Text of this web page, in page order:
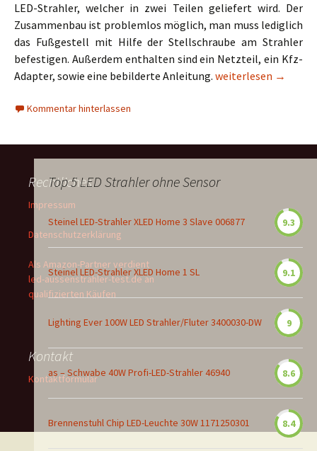
LED-Strahler, welcher in zwei Teilen geliefert wird. Der
Zusammenbau ist problemlos möglich, man muss lediglich
das Fußgestell mit Hilfe der Stellschraube am Strahler
befestigen. Außerdem enthalten sind ein Netzteil, ein Kfz-
Adapter, sowie eine bebilderte Anleitung. Roilois LED Akku
weiterlesen →
Kommentar hinterlassen
Top 5 LED Strahler ohne Sensor
Steinel LED-Strahler XLED Home 3 Slave 006877 9.3
Steinel LED-Strahler XLED Home 1 SL 9.1
Lighting Ever 100W LED Strahler/Fluter 3400030-DW 9
as – Schwabe 40W Profi-LED-Strahler 46940 8.6
Brennenstuhl Chip LED-Leuchte 30W 1171250301 8.4
Rechtliches
Impressum
Datenschutzerklärung
Als Amazon-Partner verdient
led-aussenstrahler-test.de an
qualifizierten Käufen
Kontakt
Kontaktformular